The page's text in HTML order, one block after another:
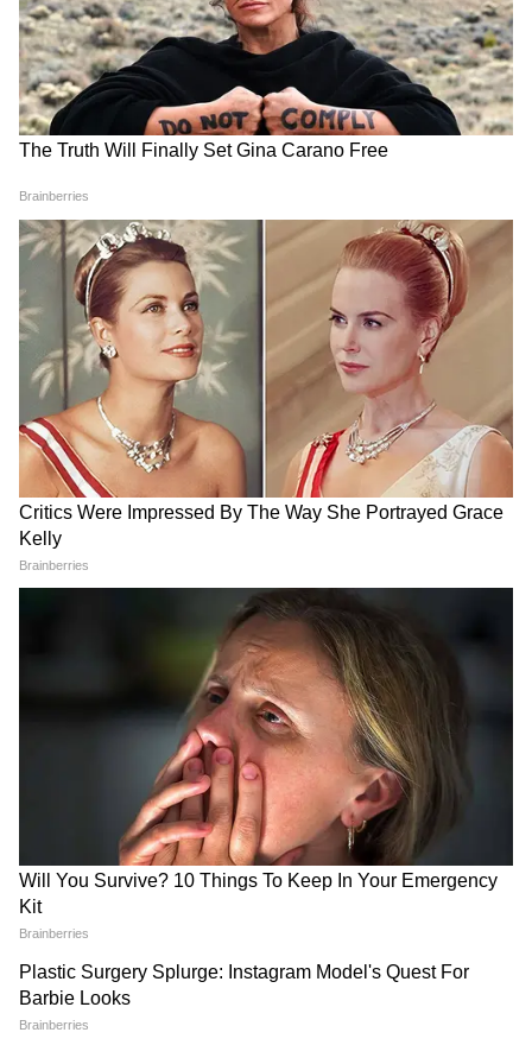
LATEST VIDEOS
Annapurna Bhandar New Update |
অগস্টের কত তারিখ থেকে ঢুকবে অন্নপূর্ণার
টাকা?
Uttarpara: নবগ্রাম পঞ্চায়েতে ঢুকেই যা
দেখলেন বিধায়ক দীপাঞ্জন! চরম বচসা |
Dipanjan Chakraborty